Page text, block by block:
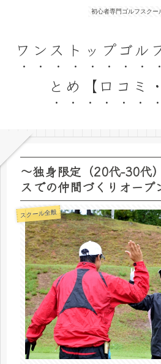
初心者専門ゴルフスクー
ワンストップゴル
とめ【口コミ
～独身限定（20代-30代
スでの仲間づくりオープ
スクール全般